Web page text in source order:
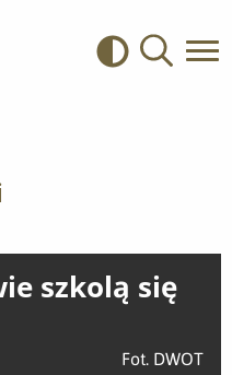
Kontrast
szkolą się
Fot. DWOT